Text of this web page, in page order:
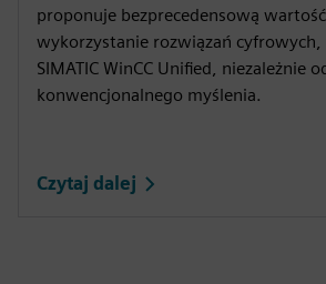
proponuje bezprecedensową
wykorzystanie rozwiązań cyfrowych,
SIMATIC WinCC Unified, niezależnie
konwencjonalnego myślenia.
Czytaj dalej